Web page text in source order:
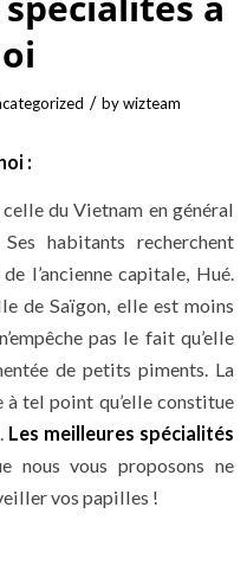
/ bywizteam
:
du Vietnam en général
habitants recherchent
l’ancienne capitale, Hué.
de Saïgon, elle est moins
pas le fait qu’elle
de petits piments. La
tel point qu’elle constitue
Les meilleures spécialités
nous vous proposons ne
vos papilles !